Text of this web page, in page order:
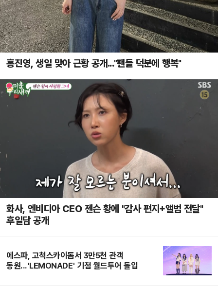
홍진영, 생일 맞아 근황 공개..."팬들 덕분에 행복"
화사, 엔비디아 CEO 젠슨 황에 "감사 편지+앨범 전달"
후일담 공개
에스파, 고척스카이돔서 3만5천 관객
동원...'LEMONADE' 기점 월드투어 돌입